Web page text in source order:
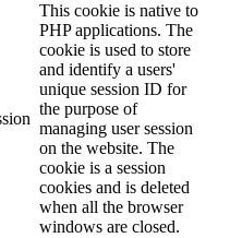
This cookie is native to
PHP applications. The
cookie is used to store
and identify a users'
unique session ID for
the purpose of
managing user session
on the website. The
cookie is a session
cookies and is deleted
when all the browser
windows are closed.